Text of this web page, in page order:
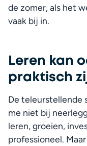
de zomer, als het
vaak bij in.
Leren kan
praktisch
De teleurstellende
me niet bij
leren, groeien,
professioneel.